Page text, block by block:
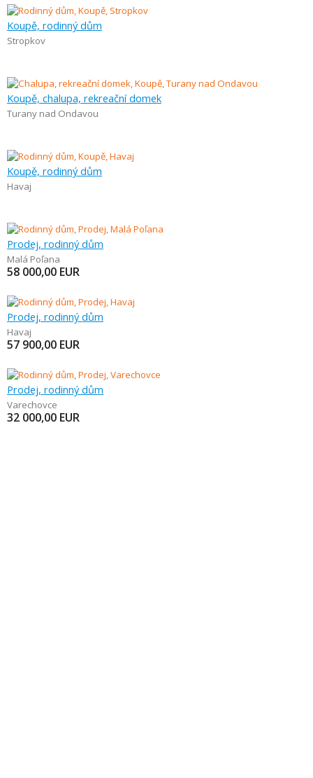
Koupě, rodinný dům
Stropkov
Koupě, chalupa, rekreační domek
Turany nad Ondavou
Koupě, rodinný dům
Havaj
Prodej, rodinný dům
Malá Poľana
58 000,00 EUR
Prodej, rodinný dům
Havaj
57 900,00 EUR
Prodej, rodinný dům
Varechovce
32 000,00 EUR